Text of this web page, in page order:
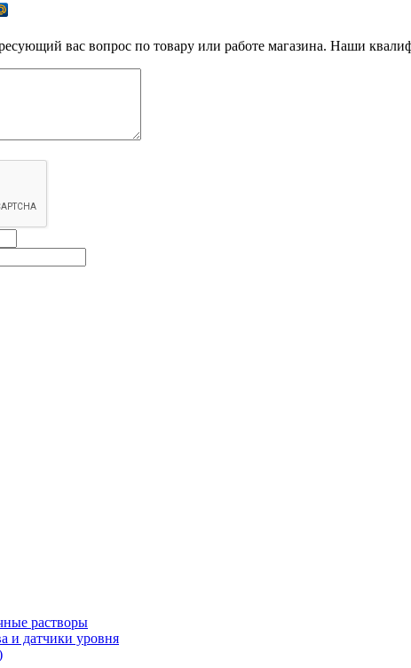
вас вопрос по товару или работе магазина. Наши
растворы
и датчики уровня